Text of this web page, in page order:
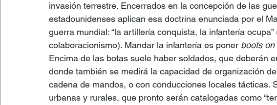
invasión terrestre. Encerrados en la concepción de las
estadounidenses aplican esa doctrina enunciada por el
guerra mundial: “la artillería conquista, la infantería
colaboracionismo). Mandar la infantería es poner boots
Encima de las botas suele haber soldados, que deberán
donde también se medirá la capacidad de organización
cadena de mandos, o con conducciones locales tácticas.
urbanas y rurales, que pronto serán catalogadas como